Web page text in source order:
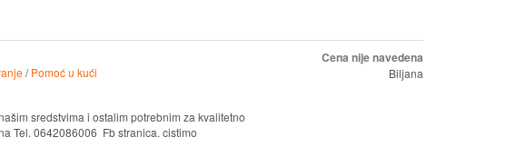
/Pomoć u kući
sredstvima i ostalim potrebnim za kvalitetno
Tel. 0642086006 Fb stranica. cistimo
Cena nije navedena
Biljana